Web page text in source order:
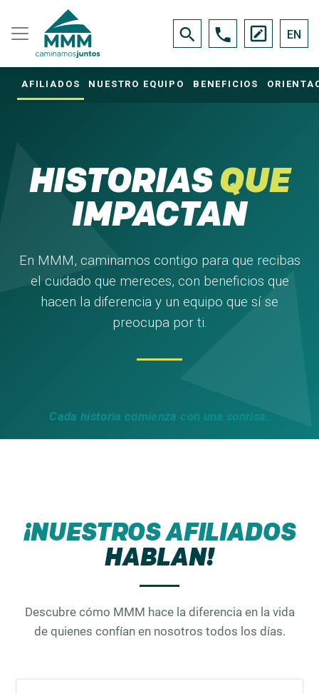
EN
AFILIADOS NUESTRO EQUIPO BENEFICIOS
HISTORIAS QUE
IMPACTAN
En MMM, caminamos contigo para que recibas
el cuidado que mereces, con beneficios que
hacen la diferencia y un equipo que sí se
preocupa por ti.
Cada historia comienza con una sonrisa.
¡NUESTROS AFILIADOS
HABLAN!
Descubre cómo MMM hace la diferencia en la vida
de quienes confían en nosotros todos los días.